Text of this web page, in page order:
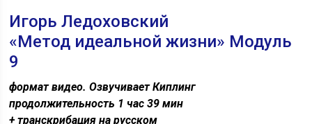
Игорь Ледоховский
«Метод идеальной жизни» Модуль
9
формат видео. Озвучивает Киплинг
продолжительность 1 час 39 мин
+ транскрибация на русском